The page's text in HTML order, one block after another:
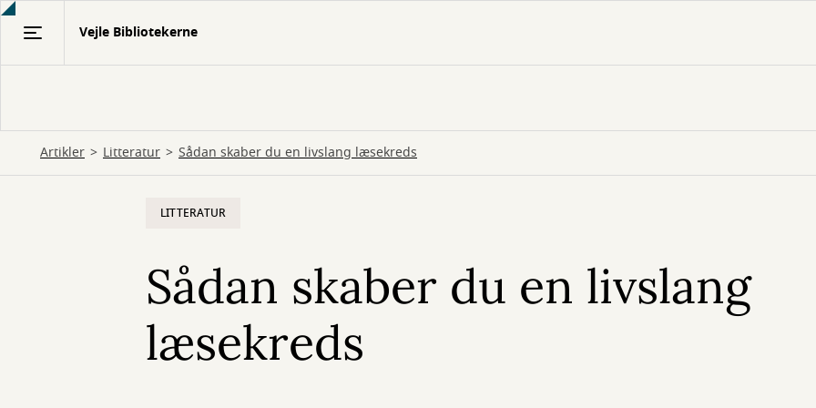
Gå
Vejle Bibliotekerne
Artikler Litteratur Sådan skaber du en livslang læsekreds
LITTERATUR
Sådan skaber du en livslang
læsekreds